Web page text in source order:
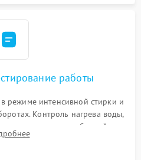
работы
режиме интенсивной стирки и
Контроль нагрева воды,
излишних вибраций,
протечек под корпусом.